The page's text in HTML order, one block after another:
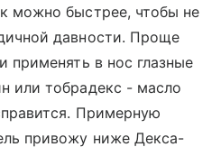
можно быстрее, чтобы не
давности. Проще
применять в нос глазные
или тобрадекс - масло
Примерную
привожу ниже Декса-